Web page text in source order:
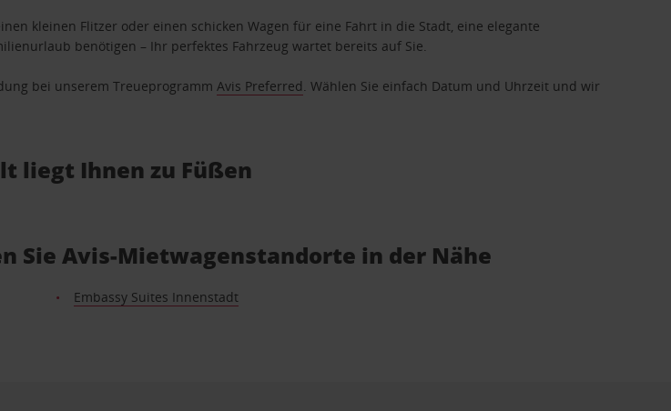
kleinen Flitzer oder einen schicken Wagen für eine Fahrt in die Stadt, eine elegante
benötigen – Ihr perfektes Fahrzeug wartet bereits auf Sie.
bei unserem TreueprogrammAvis Preferred. Wählen Sie einfach Datum und Uhrzeit und wir
liegt Ihnen zu Füßen
Sie Avis-Mietwagenstandorte in der Nähe
Embassy Suites Innenstadt